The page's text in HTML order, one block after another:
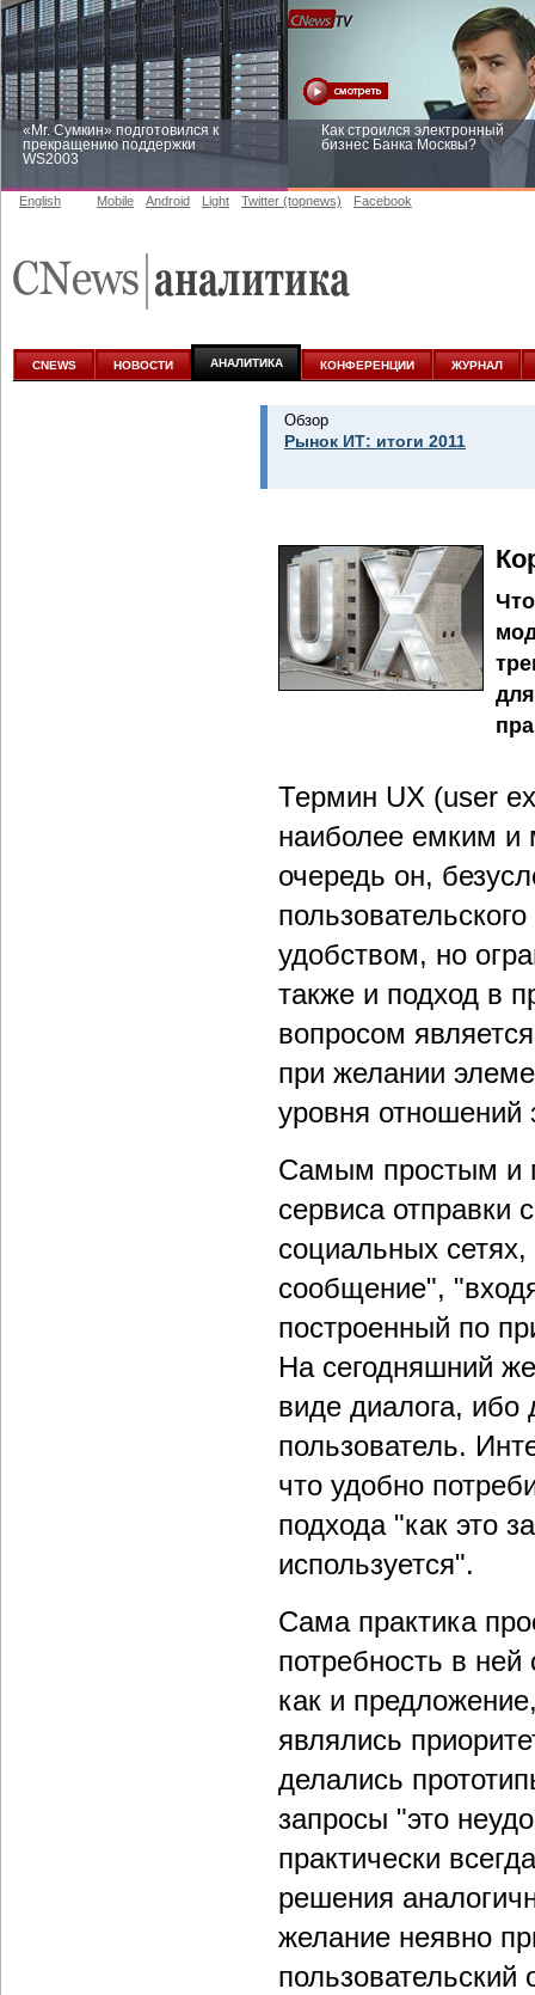
«Mr. Сумкин» подготовился к
прекращению поддержки
WS2003
Как строился электронный
бизнес Банка Москвы?
аналитике
English Mobile Android Light Twitter (topnews) Facebook
CNEWS НОВОСТИ АНАЛИТИКА КОНФЕРЕНЦИИ ЖУРНАЛ
Обзор
Рынок ИТ: итоги 2011
Термин UX (user
наиболее емким
очередь он,
удобством, но
также и подход в
вопросом
при желании
уровня отношений
Самым простым и
сервиса отправки
социальных
сообщение",
построенный по
На сегодняшний
виде диалога, ибо
пользователь.
что удобно
подхода "как это
используется".
Сама практика
потребность в ней
как и
являлись
делались
запросы "это
практически
решения
желание неявно